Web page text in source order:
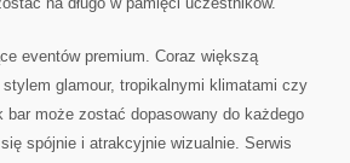
eventów premium. Coraz większą
glamour, tropikalnymi klimatami czy
może zostać dopasowany do każdego
spójnie i atrakcyjnie wizualnie. Serwis